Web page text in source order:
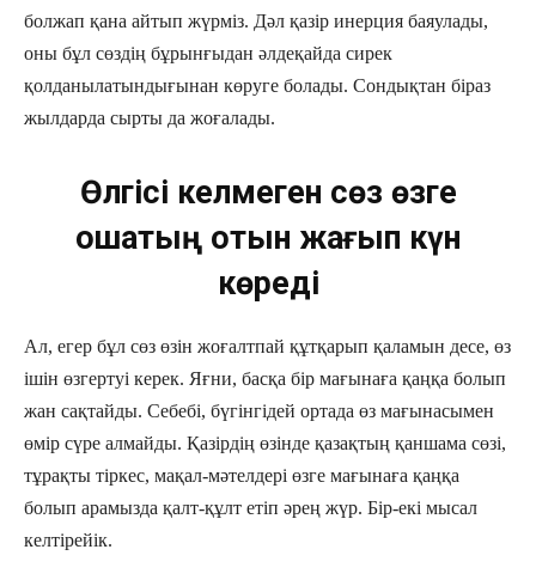
болжап қана айтып жүрміз. Дәл қазір инерция баяулады,
оны бұл сөздің бұрынғыдан әлдеқайда сирек
қолданылатындығынан көруге болады. Сондықтан біраз
жылдарда сырты да жоғалады.
Өлгісі келмеген сөз өзге
ошақтың отын жағып күн
көреді
Ал, егер бұл сөз өзін жоғалтпай құтқарып қаламын десе, өз
ішін өзгертуі керек. Яғни, басқа бір мағынаға қаңқа болып
жан сақтайды. Себебі, бүгінгідей ортада өз мағынасымен
өмір сүре алмайды. Қазірдің өзінде қазақтың қаншама сөзі,
тұрақты тіркес, мақал-мәтелдері өзге мағынаға қаңқа
болып арамызда қалт-құлт етіп әрең жүр. Бір-екі мысал
келтірейік.